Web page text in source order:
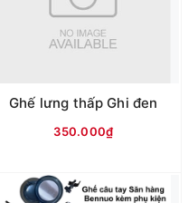
Ghế lưng thấp Ghi đen
350.000₫